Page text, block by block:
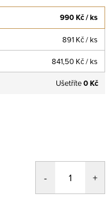
990 Kč/ ks
891 Kč/ ks
841,50 Kč/ ks
Ušetříte0 Kč